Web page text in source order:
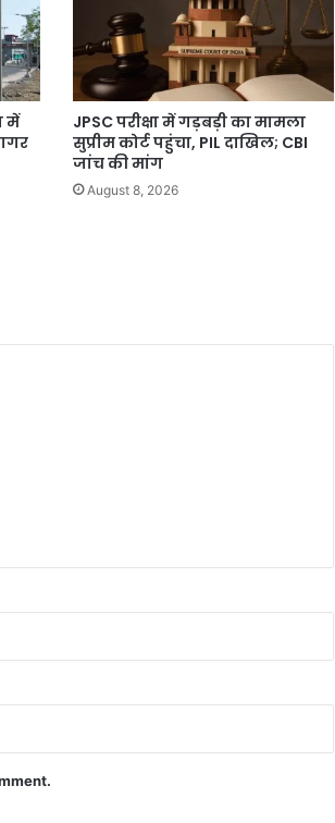
में
JPSC परीक्षा में गड़बड़ी का मामला
सुप्रीम कोर्ट पहुंचा, PIL दाखिल; CBI
जांच की मांग
August 8, 2026